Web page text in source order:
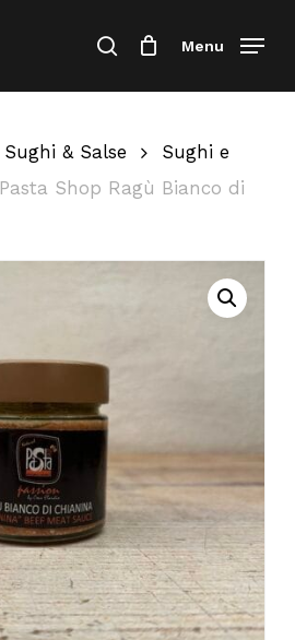
Cerca MenuClose
Sughi & Salse
Sughi e
Pasta Shop Ragù Bianco di